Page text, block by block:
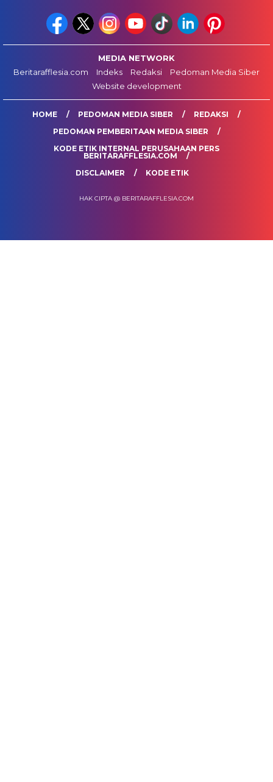
MEDIA NETWORK
Beritarafflesia.com
Indeks Redaksi
Pedoman Media Siber
Website development
HOME PEDOMAN MEDIA SIBER
REDAKSI
PEDOMAN PEMBERITAAN MEDIA SIBER
KODE ETIK INTERNAL PERUSAHAAN PERS
BERITARAFFLESIA.COM
DISCLAIMER
KODE ETIK
HAK CIPTA @ BERITARAFFLESIA.COM